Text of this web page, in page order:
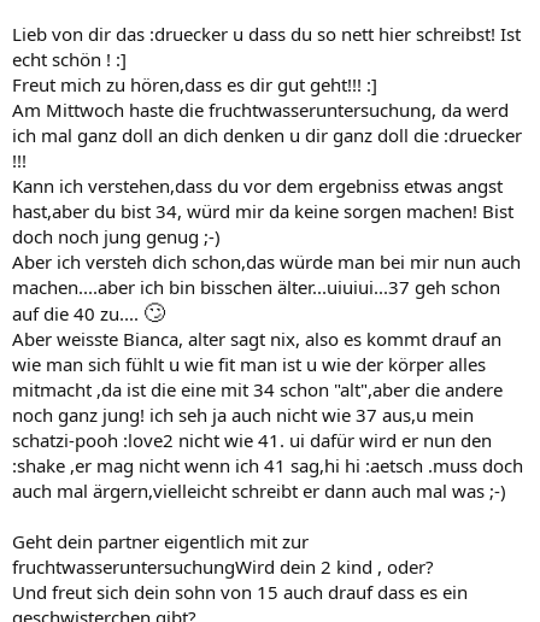
Lieb von dir das :druecker u dass du so nett hier schreibst! Ist
echt schön ! :]
Freut mich zu hören,dass es dir gut geht!!! :]
Am Mittwoch haste die fruchtwasseruntersuchung, da werd
ich mal ganz doll an dich denken u dir ganz doll die :druecker
!!!
Kann ich verstehen,dass du vor dem ergebniss etwas angst
hast,aber du bist 34, würd mir da keine sorgen machen! Bist
doch noch jung genug ;-)
Aber ich versteh dich schon,das würde man bei mir nun auch
machen....aber ich bin bisschen älter...uiuiui...37 geh schon
auf die 40 zu.... 🙄
Aber weisste Bianca, alter sagt nix, also es kommt drauf an
wie man sich fühlt u wie fit man ist u wie der körper alles
mitmacht ,da ist die eine mit 34 schon "alt",aber die andere
noch ganz jung! ich seh ja auch nicht wie 37 aus,u mein
schatzi-pooh :love2 nicht wie 41. ui dafür wird er nun den
:shake ,er mag nicht wenn ich 41 sag,hi hi :aetsch .muss doch
auch mal ärgern,vielleicht schreibt er dann auch mal was ;-)
Geht dein partner eigentlich mit zur
fruchtwasseruntersuchungWird dein 2 kind , oder?
Und freut sich dein sohn von 15 auch drauf dass es ein
geschwisterchen gibt?